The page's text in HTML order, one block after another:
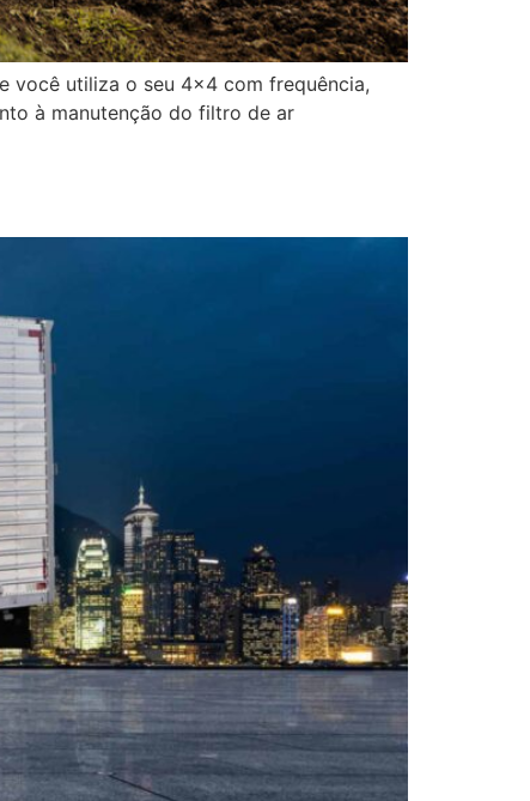
você utiliza o seu 4×4 com frequência,
à manutenção do filtro de ar